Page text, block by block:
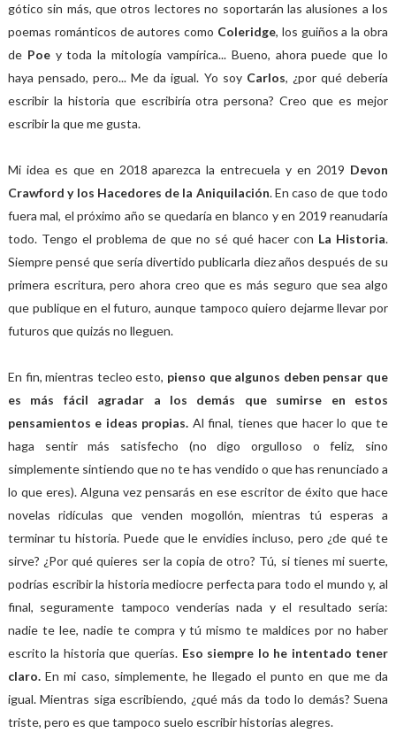
gótico sin más, que otros lectores no soportarán las alusiones a los
poemas románticos de autores como Coleridge, los guiños a la obra
de Poe y toda la mitología vampírica... Bueno, ahora puede que lo
haya pensado, pero... Me da igual. Yo soy Carlos, ¿por qué debería
escribir la historia que escribiría otra persona? Creo que es mejor
escribir la que me gusta.
Mi idea es que en 2018 aparezca la entrecuela y en 2019 Devon
Crawford y los Hacedores de la Aniquilación. En caso de que todo
fuera mal, el próximo año se quedaría en blanco y en 2019 reanudaría
todo. Tengo el problema de que no sé qué hacer con La Historia.
Siempre pensé que sería divertido publicarla diez años después de su
primera escritura, pero ahora creo que es más seguro que sea algo
que publique en el futuro, aunque tampoco quiero dejarme llevar por
futuros que quizás no lleguen.
En fin, mientras tecleo esto, pienso que algunos deben pensar que
es más fácil agradar a los demás que sumirse en estos
pensamientos e ideas propias. Al final, tienes que hacer lo que te
haga sentir más satisfecho (no digo orgulloso o feliz, sino
simplemente sintiendo que no te has vendido o que has renunciado a
lo que eres). Alguna vez pensarás en ese escritor de éxito que hace
novelas ridículas que venden mogollón, mientras tú esperas a
terminar tu historia. Puede que le envidies incluso, pero ¿de qué te
sirve? ¿Por qué quieres ser la copia de otro? Tú, si tienes mi suerte,
podrías escribir la historia mediocre perfecta para todo el mundo y, al
final, seguramente tampoco venderías nada y el resultado sería:
nadie te lee, nadie te compra y tú mismo te maldices por no haber
escrito la historia que querías. Eso siempre lo he intentado tener
claro.En mi caso, simplemente, he llegado el punto en que me da
igual. Mientras siga escribiendo, ¿qué más da todo lo demás? Suena
triste, pero es que tampoco suelo escribir historias alegres.